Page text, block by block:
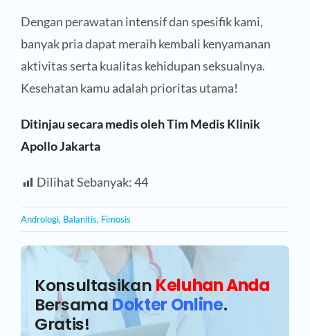
Dengan perawatan intensif dan spesifik kami,
banyak pria dapat meraih kembali kenyamanan
aktivitas serta kualitas kehidupan seksualnya.
Kesehatan kamu adalah prioritas utama!
Ditinjau secara medis oleh Tim Medis Klinik
Apollo Jakarta
Dilihat Sebanyak:44
Andrologi, Balanitis, Fimosis
Konsultasikan Keluhan Anda
BersamaDokter Online.
Gratis!